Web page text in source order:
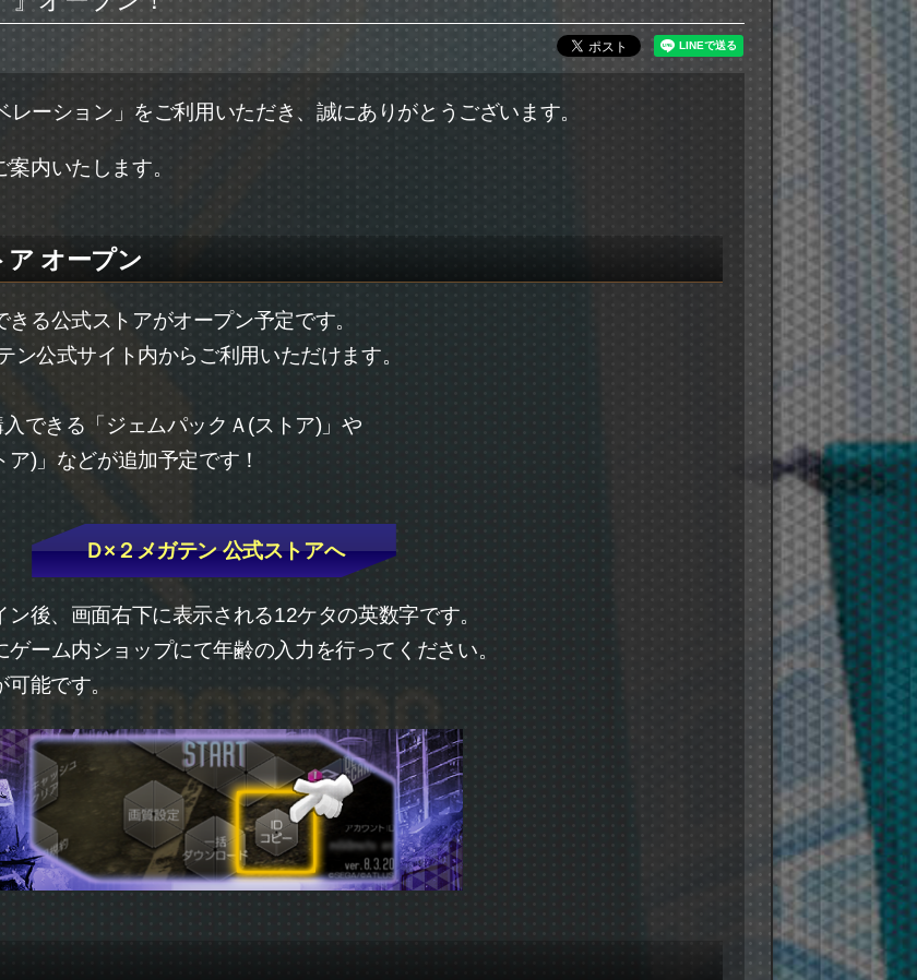
ーション」をご利用いただき、誠にありがとうございます。
内いたします。
ア オープン
る公式ストアがオープン予定です。
公式サイト内からご利用いただけます。
できる「ジェムパックＡ(ストア)」や
ア)」などが追加予定です！
Ｄ×２メガテン 公式ストアへ
後、画面右下に表示される12ケタの英数字です。
ーム内ショップにて年齢の入力を行ってください。
能です。